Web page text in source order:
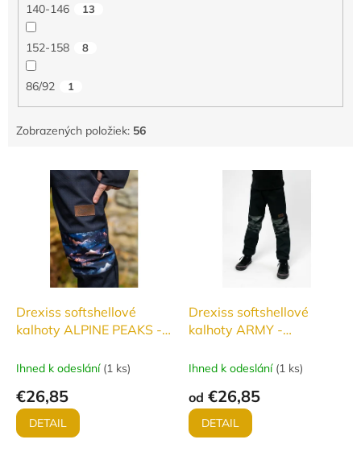
140-146 13
152-158 8
86/92 1
Zobrazených položiek: 56
Drexiss softshellové
kalhoty ALPINE PEAKS -
Ihned k odeslání (1 ks)
€26,85
DETAIL
Drexiss softshellové
kalhoty ARMY -
Ihned k odeslání (1 ks)
od €26,85
DETAIL